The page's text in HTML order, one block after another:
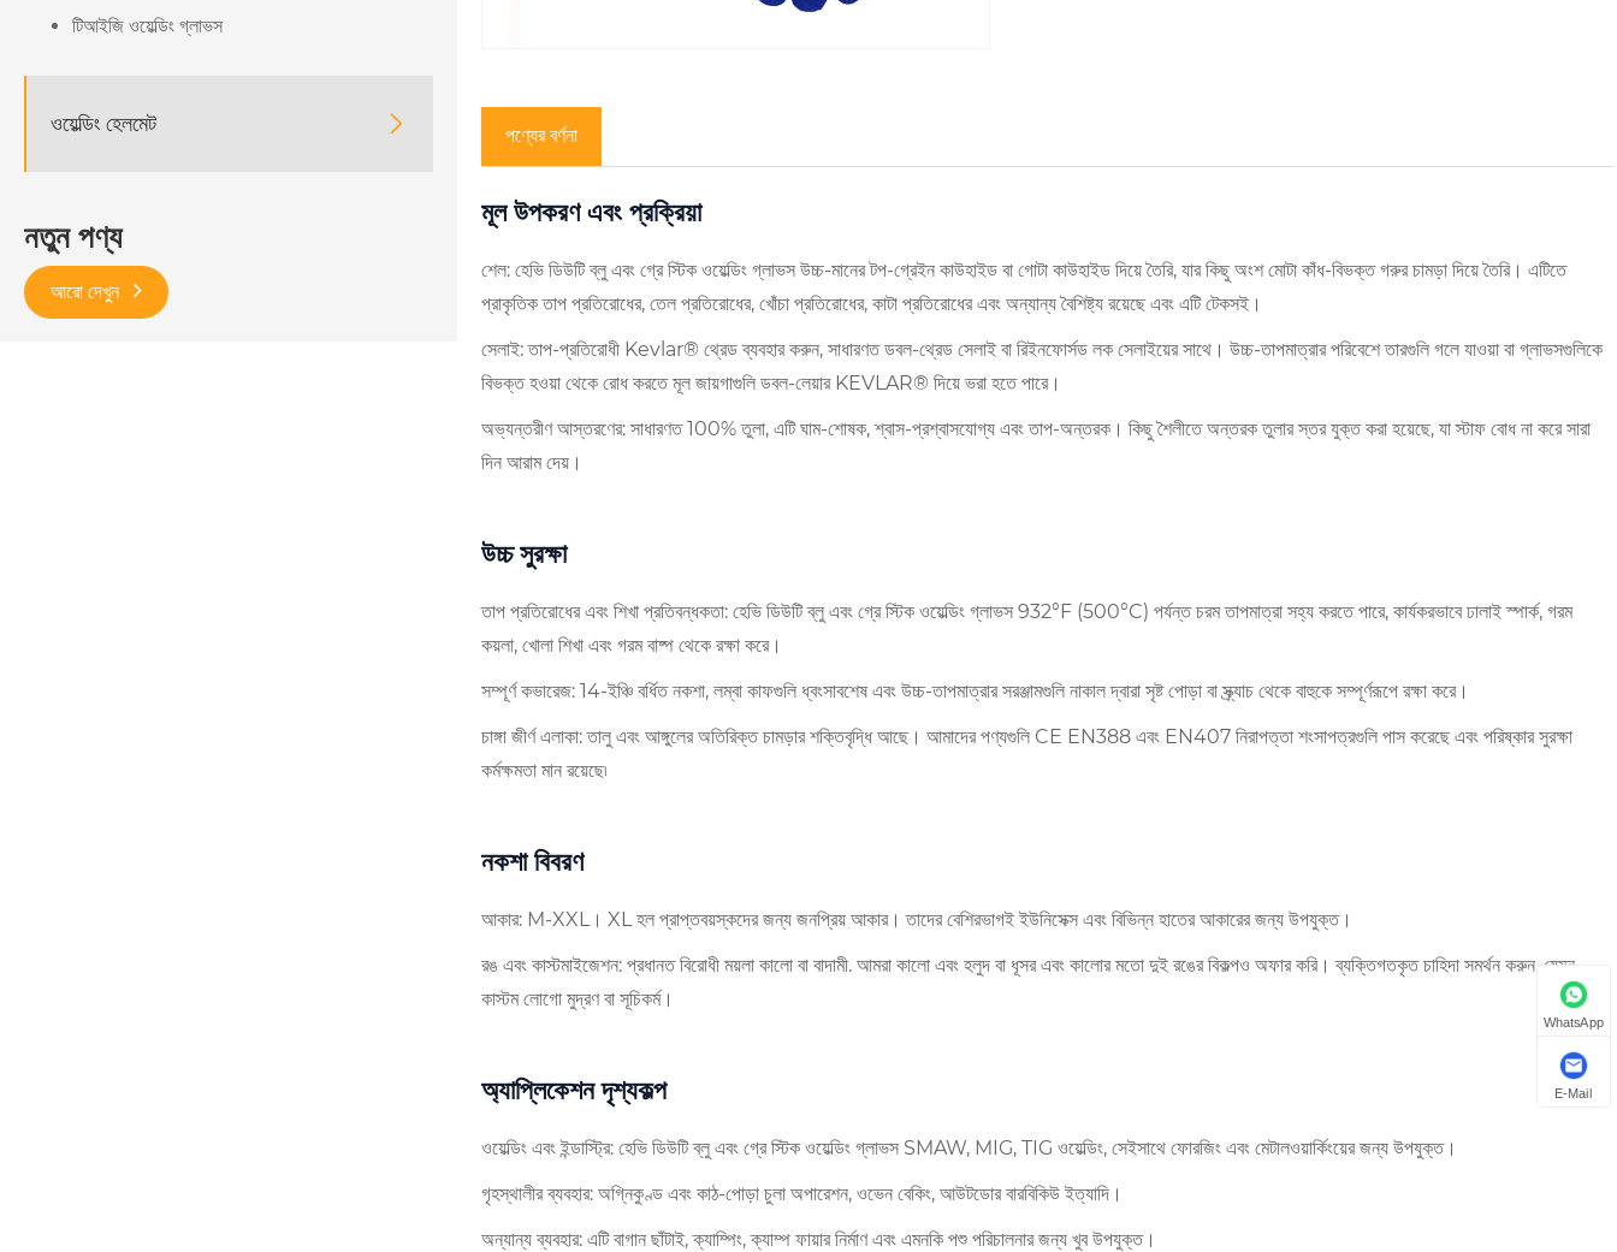
টিআইজি ওয়েল্ডিং গ্লাভস
ওয়েল্ডিং হেলমেট 
নতুন পণ্য
আরো দেখুন
পণ্যের বর্ণনা
মূল উপকরণ এবং প্রক্রিয়া
শেল: হেভি ডিউটি ​​ব্লু এবং গ্রে স্টিক ওয়েল্ডিং গ্লাভস উচ্চ-মানের টপ-গ্রেইন কাউহাইড বা গোটা কাউহাইড দিয়ে তৈরি, যার কিছু অংশ মোটা কাঁধ-বিভক্ত গরুর চামড়া দিয়ে তৈরি। এটিতে
প্রাকৃতিক তাপ প্রতিরোধের, তেল প্রতিরোধের, খোঁচা প্রতিরোধের, কাটা প্রতিরোধের এবং অন্যান্য বৈশিষ্ট্য রয়েছে এবং এটি টেকসই।
সেলাই: তাপ-প্রতিরোধী Kevlar® থ্রেড ব্যবহার করুন, সাধারণত ডবল-থ্রেড সেলাই বা রিইনফোর্সড লক সেলাইয়ের সাথে। উচ্চ-তাপমাত্রার পরিবেশে তারগুলি গলে যাওয়া বা গ্লাভসগুলিকে
বিভক্ত হওয়া থেকে রোধ করতে মূল জায়গাগুলি ডবল-লেয়ার KEVLAR® দিয়ে ভরা হতে পারে।
অভ্যন্তরীণ আস্তরণের: সাধারণত 100% তুলা, এটি ঘাম-শোষক, শ্বাস-প্রশ্বাসযোগ্য এবং তাপ-অন্তরক। কিছু শৈলীতে অন্তরক তুলার স্তর যুক্ত করা হয়েছে, যা স্টাফ বোধ না করে সারা
দিন আরাম দেয়।
উচ্চ সুরক্ষা
তাপ প্রতিরোধের এবং শিখা প্রতিবন্ধকতা: হেভি ডিউটি ​​ব্লু এবং গ্রে স্টিক ওয়েল্ডিং গ্লাভস 932°F (500°C) পর্যন্ত চরম তাপমাত্রা সহ্য করতে পারে, কার্যকরভাবে ঢালাই স্পার্ক, গরম
কয়লা, খোলা শিখা এবং গরম বাষ্প থেকে রক্ষা করে।
সম্পূর্ণ কভারেজ: 14-ইঞ্চি বর্ধিত নকশা, লম্বা কাফগুলি ধ্বংসাবশেষ এবং উচ্চ-তাপমাত্রার সরঞ্জামগুলি নাকাল দ্বারা সৃষ্ট পোড়া বা স্ক্র্যাচ থেকে বাহুকে সম্পূর্ণরূপে রক্ষা করে।
চাঙ্গা জীর্ণ এলাকা: তালু এবং আঙ্গুলের অতিরিক্ত চামড়ার শক্তিবৃদ্ধি আছে। আমাদের পণ্যগুলি CE EN388 এবং EN407 নিরাপত্তা শংসাপত্রগুলি পাস করেছে এবং পরিষ্কার সুরক্ষা
কর্মক্ষমতা মান রয়েছে৷
নকশা বিবরণ
আকার: M-XXL। XL হল প্রাপ্তবয়স্কদের জন্য জনপ্রিয় আকার। তাদের বেশিরভাগই ইউনিসেক্স এবং বিভিন্ন হাতের আকারের জন্য উপযুক্ত।
রঙ এবং কাস্টমাইজেশন: প্রধানত বিরোধী ময়লা কালো বা বাদামী. আমরা কালো এবং হলুদ বা ধূসর এবং কালোর মতো দুই রঙের বিকল্পও অফার করি। ব্যক্তিগতকৃত চাহিদা সমর্থন করুন, যেমন
কাস্টম লোগো মুদ্রণ বা সূচিকর্ম।
অ্যাপ্লিকেশন দৃশ্যকল্প
ওয়েল্ডিং এবং ইন্ডাস্ট্রি: হেভি ডিউটি ​​ব্লু এবং গ্রে স্টিক ওয়েল্ডিং গ্লাভস SMAW, MIG, TIG ওয়েল্ডিং, সেইসাথে ফোরজিং এবং মেটালওয়ার্কিংয়ের জন্য উপযুক্ত।
গৃহস্থালীর ব্যবহার: অগ্নিকুণ্ড এবং কাঠ-পোড়া চুলা অপারেশন, ওভেন বেকিং, আউটডোর বারবিকিউ ইত্যাদি।
অন্যান্য ব্যবহার: এটি বাগান ছাঁটাই, ক্যাম্পিং, ক্যাম্প ফায়ার নির্মাণ এবং এমনকি পশু পরিচালনার জন্য খুব উপযুক্ত।
WhatsApp
E-Mail